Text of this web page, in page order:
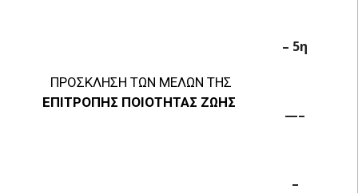
– 5η
ΠΡΟΣΚΛΗΣΗ ΤΩΝ ΜΕΛΩΝ ΤΗΣ
ΕΠΙΤΡΟΠΗΣ ΠΟΙΟΤΗΤΑΣ ΖΩΗΣ
—–
–